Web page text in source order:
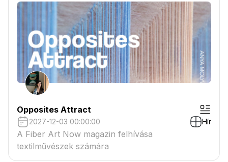
Opposites Attract
2027-12-03 00:00:00 Hír
A Fiber Art Now magazin felhívása
textilművészek számára